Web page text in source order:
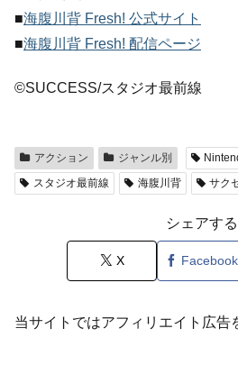
■海腹川背 Fresh! 公式サイト
■海腹川背 Fresh! 配信ページ
©SUCCESS/スタジオ最前線
アクション ジャンル別
スタジオ最前線
海腹川背 サク
シェアする
X Facebook
当サイトではアフィリエイト広告